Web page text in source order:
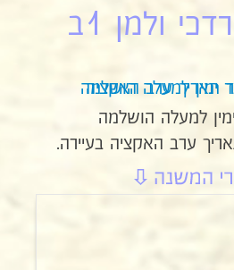
ולמן 1ב
למעלה הושלמה
ערב האקציה בעיירה.